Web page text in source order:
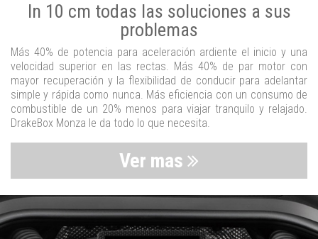
In 10 cm todas las soluciones a sus
problemas
Más 40% de potencia para aceleración ardiente el inicio y una
velocidad superior en las rectas. Más 40% de par motor con
mayor recuperación y la flexibilidad de conducir para adelantar
simple y rápida como nunca. Más eficiencia con un consumo de
combustible de un 20% menos para viajar tranquilo y relajado.
DrakeBox Monza le da todo lo que necesita.
Ver mas